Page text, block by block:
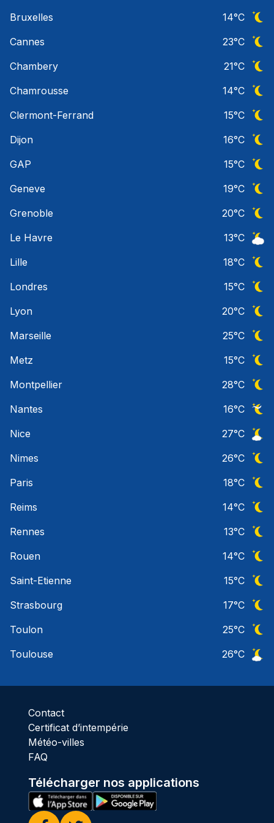
Bruxelles
14°C
Cannes
23°C
Chambery
21°C
Chamrousse
14°C
Clermont-Ferrand
15°C
Dijon
16°C
GAP
15°C
Geneve
19°C
Grenoble
20°C
Le Havre
13°C
Lille
18°C
Londres
15°C
Lyon
20°C
Marseille
25°C
Metz
15°C
Montpellier
28°C
Nantes
16°C
Nice
27°C
Nimes
26°C
Paris
18°C
Reims
14°C
Rennes
13°C
Rouen
14°C
Saint-Etienne
15°C
Strasbourg
17°C
Toulon
25°C
Toulouse
26°C
Contact
Certificat d’intempérie
Météo-villes
FAQ
Télécharger nos applications